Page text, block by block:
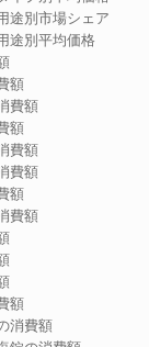
途別市場シェア
途別平均価格
額
費額
額
費額
費額
額
費額
額
消費額